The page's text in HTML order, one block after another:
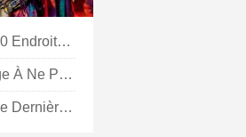
West Hollywood :les 20 Endroits Où Aller
La Destination De Plage À Ne Pas Manquer
16 Offres De Voyage De Dernière Minute Que Vous Ne Pouvez Pas Vous Permettre De Manquer